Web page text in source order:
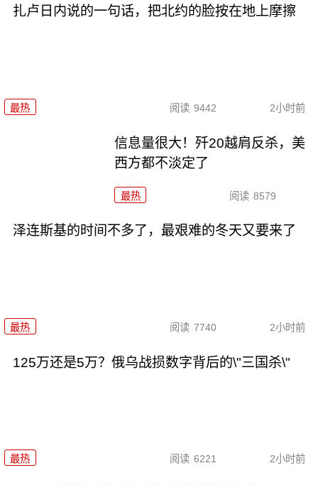
扎卢日内说的一句话，把北约的脸按在地上摩擦
最热 阅读 9442 2小时前
信息量很大！歼20越肩反杀，美
西方都不淡定了
最热 阅读 8579
泽连斯基的时间不多了，最艰难的冬天又要来了
最热 阅读 7740 2小时前
125万还是5万？俄乌战损数字背后的\"三国杀\"
最热 阅读 6221 2小时前